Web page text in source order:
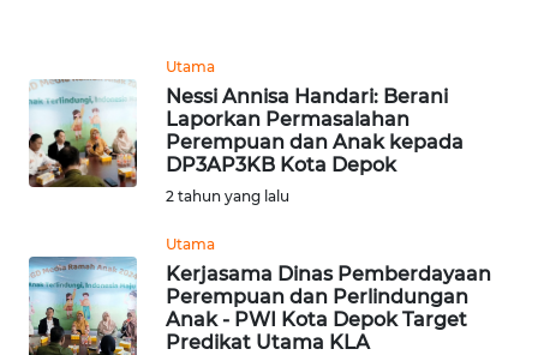
Utama
Nessi Annisa Handari: Berani
Laporkan Permasalahan
Perempuan dan Anak kepada
DP3AP3KB Kota Depok
2 tahun yang lalu
Utama
Kerjasama Dinas Pemberdayaan
Perempuan dan Perlindungan
Anak - PWI Kota Depok Target
Predikat Utama KLA
WN
TANJUNG
LESUNG
WN
SIMALUNGUN